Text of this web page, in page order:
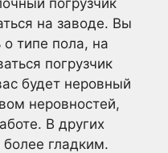
на заводе. Вы
типе пола, на
погрузчик
будет неровный
неровностей,
В других
гладким.